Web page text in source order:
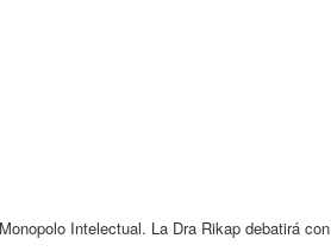
Intelectual. La Dra Rikap debatirá con